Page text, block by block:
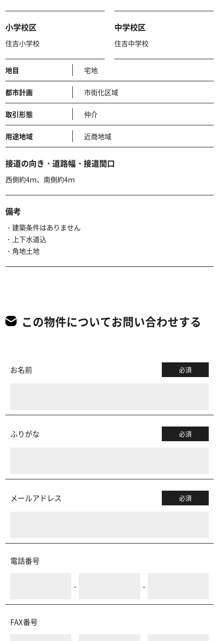
小学校区
住吉小学校
中学校区
住吉中学校
地目 宅地
都市計画 市街化区域
取引形態 仲介
用途地域 近商地域
接道の向き・道路幅・接道間口
西側約4ｍ、南側約4ｍ
備考
・建築条件はありません
・上下水道込
・角地土地
この物件についてお問い合わせする
お名前 必須
ふりがな 必須
メールアドレス 必須
電話番号
- -
FAX番号